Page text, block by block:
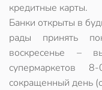
кредитные карты.
Банки открыты в
рады принять
воскресенье –
сокращенный день